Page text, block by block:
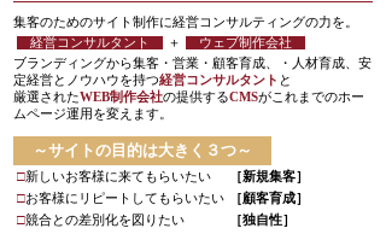
集客のためのサイト制作に経営コンサルティングの力を。
経営コンサルタント
＋
ウェブ制作会社
ブランディングから集客・営業・顧客育成、・人材育成、安
定経営とノウハウを持つ経営コンサルタント と
厳選されたWEB制作会社の提供するCMSがこれまでのホー
ムページ運用を変えます。
～サイトの目的は大きく３つ～
□新しいお客様に来てもらいたい
［新規集客］
□お客様にリピートしてもらいたい
［顧客育成］
□競合との差別化を図りたい ［独自性］